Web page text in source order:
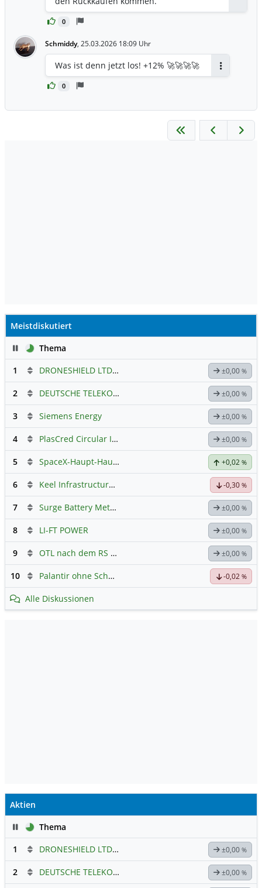
0
Schmiddy, 25.03.2026 18:09 Uhr
0
Was ist denn jetzt los! +12% 🚀🚀🚀🚀
Meistdiskutiert
PauseThema
1
DRONESHIELD LTDHauptdiskussion ±0,00 %
2 DEUTSCHE TELEKOM ±0,00 %
3 Siemens Energy ±0,00 %
4 PlasCred Circular Innovations ±0,00 %
5 SpaceX-Haupt-Hauptforum +0,02 %
6 Keel Infrastructure Corporation Hauptdiskussion -0,30 %
7 Surge Battery Metals - Forum ±0,00 %
8 LI-FT POWER ±0,00 %
9 OTL nach dem RS 1:20 ±0,00 %
10 Palantir ohne Schnickschnack -0,02 %
Alle Diskussionen
Aktien
PauseThema
1
DRONESHIELD LTDHauptdiskussion ±0,00 %
2 DEUTSCHE TELEKOM ±0,00 %